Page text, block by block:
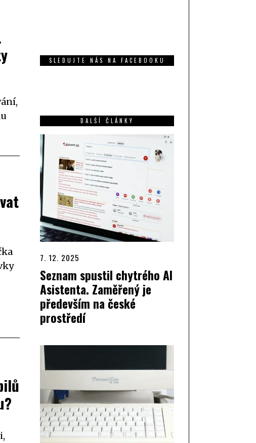
SLEDUJTE NÁS NA FACEBOOKU
DALŠÍ ČLÁNKY
7. 12. 2025
Seznam spustil chytrého AI
Asistenta. Zaměřený je
především na české
prostředí